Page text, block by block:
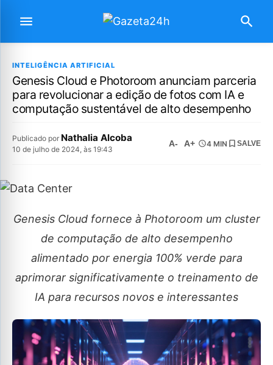
INTELIGÊNCIA ARTIFICIAL
Genesis Cloud e Photoroom anunciam parceria
para revolucionar a edição de fotos com IA e
computação sustentável de alto desempenho
Publicado por Nathalia Alcoba
10 de julho de 2024, às 19:43
A- A+ 4 MIN SALVE
Genesis Cloud fornece à Photoroom um cluster
de computação de alto desempenho
alimentado por energia 100% verde para
aprimorar significativamente o treinamento de
IA para recursos novos e interessantes